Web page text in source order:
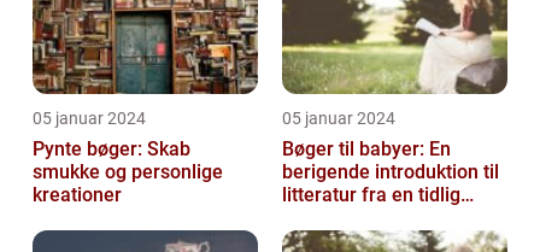
05 januar 2024
Pynte bøger: Skab
smukke og personlige
kreationer
05 januar 2024
Bøger til babyer: En
berigende introduktion til
litteratur fra en tidlig